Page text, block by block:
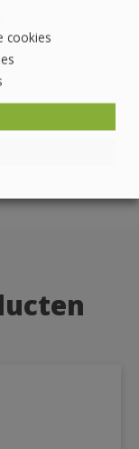
cookies